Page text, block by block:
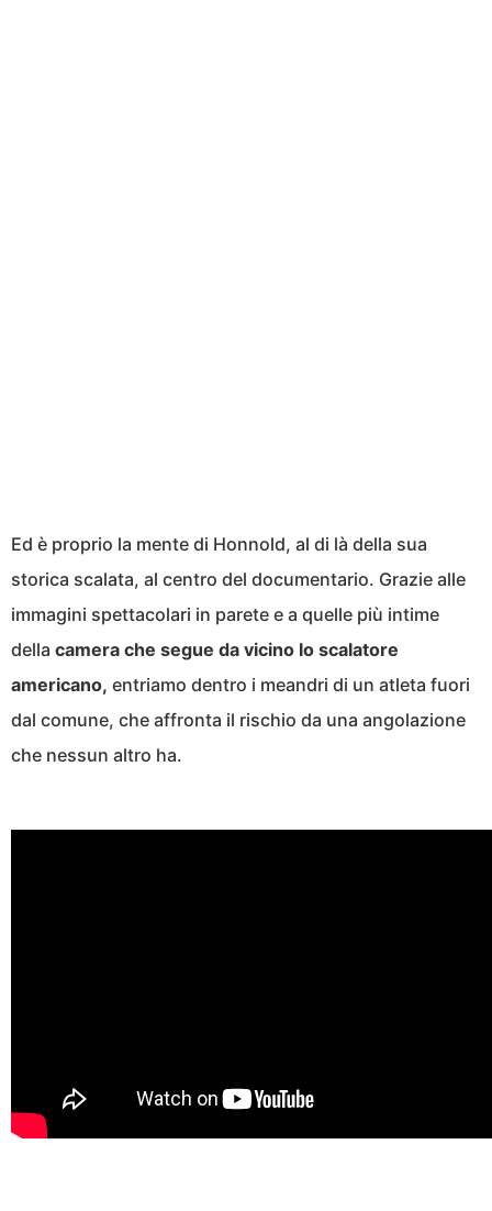
Ed è proprio la mente di Honnold, al di là della sua
storica scalata, al centro del documentario. Grazie alle
immagini spettacolari in parete e a quelle più intime
della camera che segue da vicino lo scalatore
americano, entriamo dentro i meandri di un atleta fuori
dal comune, che affronta il rischio da una angolazione
che nessun altro ha.